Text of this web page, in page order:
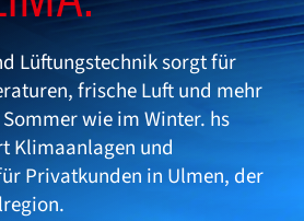
Lüftungstechnik sorgt für
frische Luft und mehr
wie im Winter. hs
Klimaanlagen und
Privatkunden in Ulmen, der